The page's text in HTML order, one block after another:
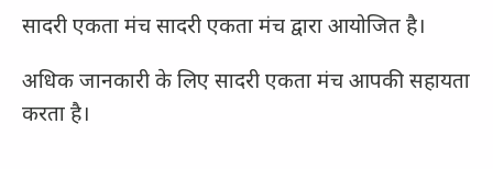
सादरी एकता मंच सादरी एकता मंच द्वारा आयोजित है।
अधिक जानकारी के लिए सादरी एकता मंच आपकी सहायता
करता है।